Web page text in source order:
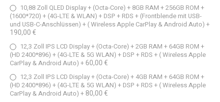
10,88 Zoll QLED Display + (Octa-Core) + 8GB RAM + 256GB ROM +
(1600*720) + (4G-LTE & WLAN) + DSP + RDS + (Frontblende mit USB-
und USB-C-Anschlüssen) + ( Wireless Apple CarPlay & Android Auto) +
190,00 €
12,3 Zoll IPS LCD Display + (Octa-Core) + 2GB RAM + 64GB ROM +
(HD 2400*896) + (4G-LTE & 5G WLAN) + DSP + RDS + ( Wireless Apple
CarPlay & Android Auto) +60,00 €
12,3 Zoll IPS LCD Display + (Octa-Core) + 4GB RAM + 64GB ROM +
(HD 2400*896) + (4G-LTE & 5G WLAN) + DSP + RDS + ( Wireless Apple
CarPlay & Android Auto) + 80,00 €